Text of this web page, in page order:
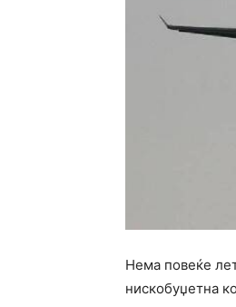
Нема повеќе
нискобуџетна